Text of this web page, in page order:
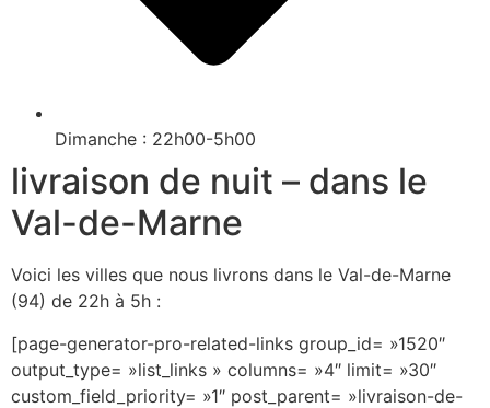
Dimanche : 22h00-5h00
livraison de nuit – dans le
Val-de-Marne
Voici les villes que nous livrons dans le Val-de-Marne
(94) de 22h à 5h :
[page-generator-pro-related-links group_id= »1520″
output_type= »list_links » columns= »4″ limit= »30″
custom_field_priority= »1″ post_parent= »livraison-de-